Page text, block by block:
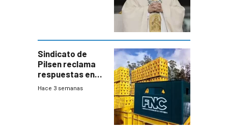
Sindicato de
Pilsen reclama
respuestas en
medio de
Hace 3 semanas